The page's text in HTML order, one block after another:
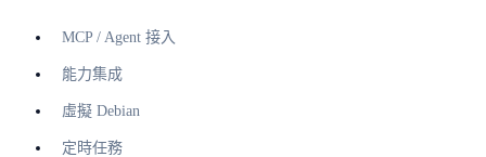
MCP / Agent 接入
能力集成
虛擬 Debian
定時任務